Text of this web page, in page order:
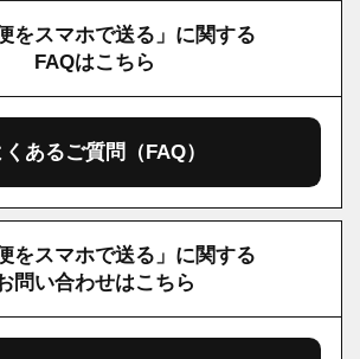
をスマホで送る」に関する
FAQはこちら
くあるご質問（FAQ）
をスマホで送る」に関する
問い合わせはこちら